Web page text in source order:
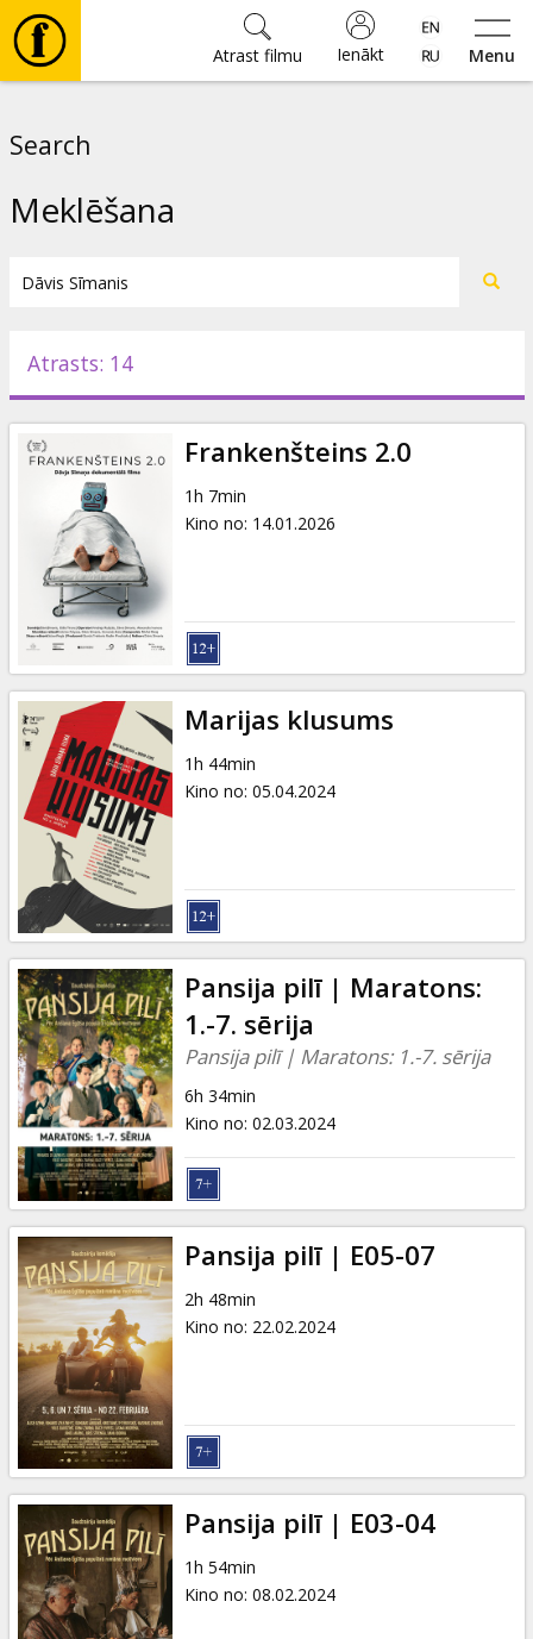
Menu
Ienākt
Atrast filmu
Pasākumi
Ziņas
Dāvanu
kartes
Uzkodas
B2B
Kino
Klubs
Search
Meklēšana
Atrasts: 14
Frankenšteins 2.0
1h 7min
Kino no: 14.01.2026
Marijas klusums
1h 44min
Kino no: 05.04.2024
Pansija pilī | Maratons:
1.-7. sērija
Pansija pilī | Maratons: 1.-7. sērija
6h 34min
Kino no: 02.03.2024
Pansija pilī | E05-07
2h 48min
Kino no: 22.02.2024
Pansija pilī | E03-04
1h 54min
Kino no: 08.02.2024